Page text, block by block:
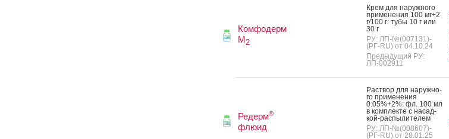
Комфодерм
М2
Крем для на­руж­но­го
при­мене­ния 100 мг+2
г/100 г: ту­бы 10 г или
30 г
РУ: ЛП-№(007131)-
(РГ-RU) от 04.10.24
Предыдущий РУ:
ЛП-002911
Редерм®
флюид
Рас­твор для на­руж­но­
го при­мене­ния
0.05%+2%: фл. 100 мл
в ком­плек­те с на­сад­
кой-рас­пы­лите­лем
РУ: ЛП-№(008607)-
(РГ-RU) от 28.01.25